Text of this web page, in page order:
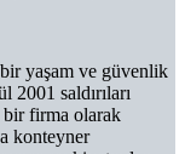
yaşam ve güvenlik
saldırıları
bir firma olarak
konteyner